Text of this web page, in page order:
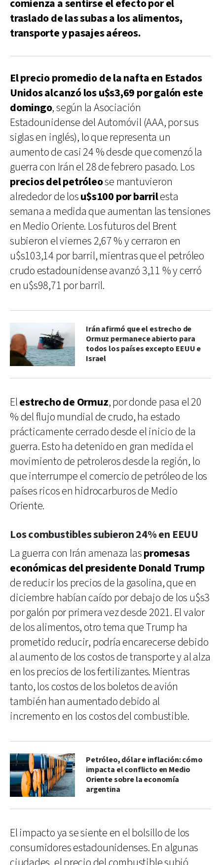
comienza a sentirse el efecto por el
traslado de las subas a los alimentos,
transporte y pasajes aéreos.
El precio promedio de la nafta en Estados
Unidos alcanzó los u$s3,69 por galón este
domingo, según la Asociación
Estadounidense del Automóvil (AAA, por sus
siglas en inglés), lo que representa un
aumento de casi 24 % desde que comenzó la
guerra con Irán el 28 de febrero pasado. Los
precios del petróleose mantuvieron
alrededor de losu$s100 por barrilesta
semana a medida que aumentan las tensiones
en Medio Oriente. Los futuros del Brent
subieron el viernes 2,67 % y cerraron en
u$s103,14 por barril, mientras que el petróleo
crudo estadounidense avanzó 3,11 % y cerró
en u$s98,71 por barril.
Irán afirmó que el estrecho de
Ormuz permanece abierto para
todos los países excepto EEUU e
Israel
Elestrecho de Ormuz, por donde pasa el 20
% del flujo mundial de crudo, ha estado
prácticamente cerrado desde el inicio de la
guerra. Esto ha detenido en gran medida el
movimiento de petroleros desde la región, lo
que interrumpe el comercio de petróleo de los
países ricos en hidrocarburos de Medio
Oriente.
Los combustibles subieron 24% en EEUU
La guerra con Irán amenaza laspromesas
económicas del presidente Donald Trump
de reducir los precios de la gasolina, que en
diciembre habían caído por debajo de los u$s3
por galón por primera vez desde 2021. El valor
de los alimentos, otro tema que Trump ha
prometido reducir, podría encarecerse debido
al aumento de los costos de transporte y al alza
en los precios de los fertilizantes. Mientras
tanto, los costos de los boletos de avión
también han aumentado debido al
incremento en los costos del combustible.
Petróleo, dólar e inflación: cómo
impacta el conflicto en Medio
Oriente sobre la economía
argentina
El impacto ya se siente en el bolsillo de los
consumidores estadounidenses. En algunas